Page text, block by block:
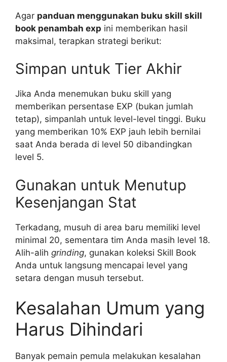
Agar panduan menggunakan buku skill skill
book penambah exp ini memberikan hasil
maksimal, terapkan strategi berikut:
Simpan untuk Tier Akhir
Jika Anda menemukan buku skill yang
memberikan persentase EXP (bukan jumlah
tetap), simpanlah untuk level-level tinggi. Buku
yang memberikan 10% EXP jauh lebih bernilai
saat Anda berada di level 50 dibandingkan
level 5.
Gunakan untuk Menutup
Kesenjangan Stat
Terkadang, musuh di area baru memiliki level
minimal 20, sementara tim Anda masih level 18.
Alih-alih grinding, gunakan koleksi Skill Book
Anda untuk langsung mencapai level yang
setara dengan musuh tersebut.
Kesalahan Umum yang
Harus Dihindari
Banyak pemain pemula melakukan kesalahan